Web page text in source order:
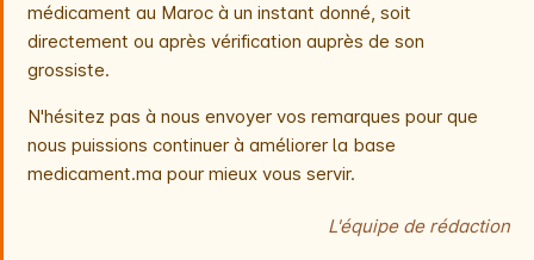
médicament au Maroc à un instant donné, soit
directement ou après vérification auprès de son
grossiste.
N'hésitez pas à nous envoyer vos remarques pour que
nous puissions continuer à améliorer la base
medicament.ma pour mieux vous servir.
L'équipe de rédaction